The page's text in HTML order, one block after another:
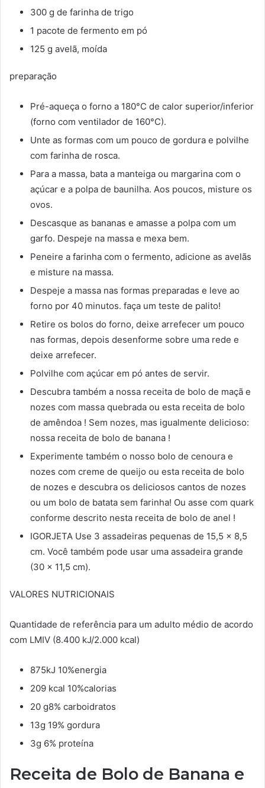
300 g de farinha de trigo
1 pacote de fermento em pó
125 g avelã, moída
preparação
Pré-aqueça o forno a 180°C de calor superior/inferior
(forno com ventilador de 160°C).
Unte as formas com um pouco de gordura e polvilhe
com farinha de rosca.
Para a massa, bata a manteiga ou margarina com o
açúcar e a polpa de baunilha. Aos poucos, misture os
ovos.
Descasque as bananas e amasse a polpa com um
garfo. Despeje na massa e mexa bem.
Peneire a farinha com o fermento, adicione as avelãs
e misture na massa.
Despeje a massa nas formas preparadas e leve ao
forno por 40 minutos. faça um teste de palito!
Retire os bolos do forno, deixe arrefecer um pouco
nas formas, depois desenforme sobre uma rede e
deixe arrefecer.
Polvilhe com açúcar em pó antes de servir.
Descubra também a nossa receita de bolo de maçã e
nozes com massa quebrada ou esta receita de bolo
de amêndoa ! Sem nozes, mas igualmente delicioso:
nossa receita de bolo de banana !
Experimente também o nosso bolo de cenoura e
nozes com creme de queijo ou esta receita de bolo
de nozes e descubra os deliciosos cantos de nozes
ou um bolo de batata sem farinha! Ou asse com quark
conforme descrito nesta receita de bolo de anel !
IGORJETA Use 3 assadeiras pequenas de 15,5 x 8,5
cm. Você também pode usar uma assadeira grande
(30 x 11,5 cm).
VALORES NUTRICIONAIS
Quantidade de referência para um adulto médio de acordo
com LMIV (8.400 kJ/2.000 kcal)
875kJ 10%energia
209 kcal 10%calorias
20 g8% carboidratos
13g 19% gordura
3g 6% proteína
Receita de Bolo de Banana e